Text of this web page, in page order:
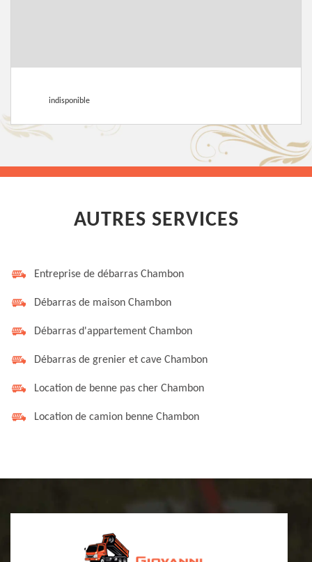
indisponible
AUTRES SERVICES
Entreprise de débarras Chambon
Débarras de maison Chambon
Débarras d'appartement Chambon
Débarras de grenier et cave Chambon
Location de benne pas cher Chambon
Location de camion benne Chambon